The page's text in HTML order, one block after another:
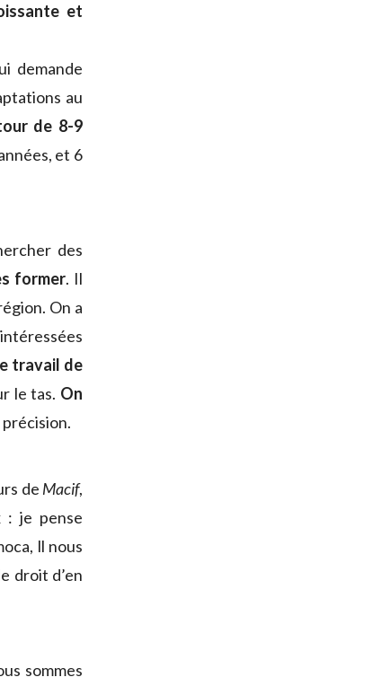
et
demande
au
de 8-9
et 6
des
former. Il
On a
travail de
le tas. On
de Macif,
: je pense
ll nous
droit d’en
sommes